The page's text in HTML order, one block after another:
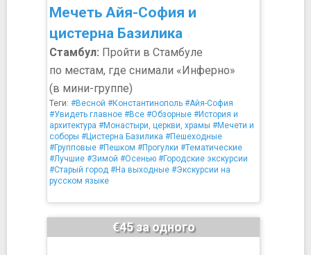
Мечеть Айя-София и
цистерна Базилика
Стамбул: Пройти в Стамбуле
по местам, где снимали «Инферно»
(в мини-группе)
Теги: #Весной #Константинополь #Айя-София
#Увидеть главное #Все #Обзорные #История и
архитектура #Монастыри, церкви, храмы #Мечети и
соборы #Цистерна Базилика #Пешеходные
#Групповые #Пешком #Прогулки #Тематические
#Лучшие #Зимой #Осенью #Городские экскурсии
#Старый город #На выходные #Экскурсии на
русском языке
€45 за одного